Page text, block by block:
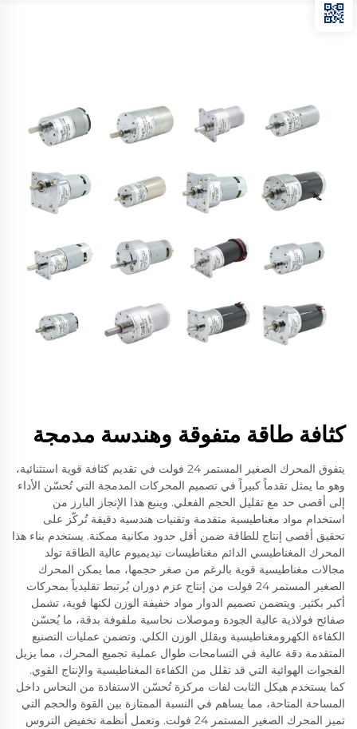
كثافة طاقة متفوقة وهندسة مدمجة
يتفوق المحرك الصغير المستمر 24 فولت في تقديم كثافة قوية استثنائية،
وهو ما يمثل تقدماً كبيراً في تصميم المحركات المدمجة التي تُحسّن الأداء
إلى أقصى حد مع تقليل الحجم الفعلي. وينبع هذا الإنجاز البارز من
استخدام مواد مغناطيسية متقدمة وتقنيات هندسية دقيقة تُركّز على
تحقيق أقصى إنتاج للطاقة ضمن أقل حدود مكانية ممكنة. يستخدم بناء هذا
المحرك المغناطيسي الدائم مغناطيسات نيديميوم عالية الطاقة تولد
مجالات مغناطيسية قوية بالرغم من صغر حجمها، مما يمكن المحرك
الصغير المستمر 24 فولت من إنتاج عزم دوران يُرتبط تقليدياً بمحركات
أكبر بكثير. ويتضمن تصميم الدوار مواد خفيفة الوزن لكنها قوية، تشمل
صفائح فولاذية عالية الجودة وموصلات نحاسية ملفوفة بدقة، ما يُحسّن
الكفاءة الكهرومغناطيسية ويقلل الوزن الكلي. وتضمن عمليات التصنيع
المتقدمة دقة عالية في التسامحات طوال عملية تجميع المحرك، مما يزيل
الفجوات الهوائية التي قد تقلل من الكفاءة المغناطيسية والإنتاج القوي.
كما يستخدم هيكل الثابت لفات مركزة تُحسّن الاستفادة من النحاس داخل
المساحة المتاحة، مما يساهم في النسبة الممتازة بين القوة والحجم التي
تميز المحرك الصغير المستمر 24 فولت. وتعمل أنظمة تخفيض التروس